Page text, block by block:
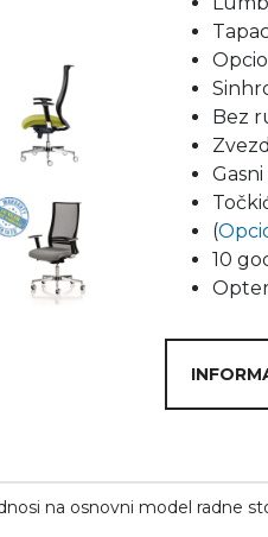
Bez
(
10
na osnovni model radne